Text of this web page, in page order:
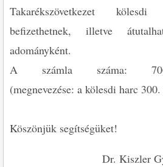
Takarékszövetkezet kölesdi
befizethetnek, illetve
adományként.
A számla száma:
(megnevezése: a kölesdi harc
Köszönjük segítségüket!
Dr. Kiszler